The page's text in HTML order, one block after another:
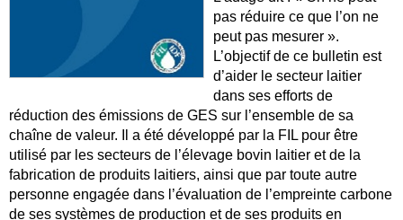
pas réduire ce que l’on ne
peut pas mesurer ».
L’objectif de ce bulletin est
d’aider le secteur laitier
dans ses efforts de
réduction des émissions de GES sur l’ensemble de sa
chaîne de valeur. Il a été développé par la FIL pour être
utilisé par les secteurs de l’élevage bovin laitier et de la
fabrication de produits laitiers, ainsi que par toute autre
personne engagée dans l’évaluation de l’empreinte carbone
de ses systèmes de production et de ses produits en